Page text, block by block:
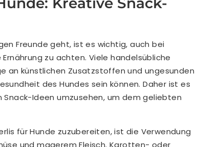
Freunde geht, ist es wichtig, auch bei
zu achten. Viele handelsübliche
an künstlichen Zusatzstoffen und ungesunden
des Hundes sein können. Daher ist es
Ideen umzusehen, um dem geliebten
für Hunde zuzubereiten, ist die Verwendung